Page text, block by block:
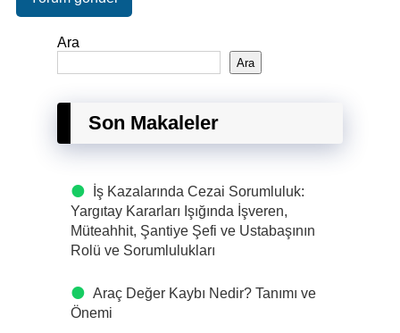
Ara
Ara
Son Makaleler
İş Kazalarında Cezai Sorumluluk:
Yargıtay Kararları Işığında İşveren,
Müteahhit, Şantiye Şefi ve Ustabaşının
Rolü ve Sorumlulukları
Araç Değer Kaybı Nedir? Tanımı ve
Önemi